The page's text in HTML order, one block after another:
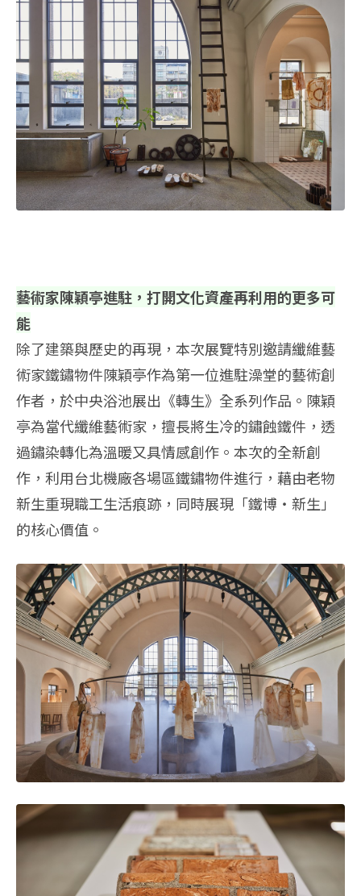
藝術家陳穎亭進駐，打開文化資產再利用的更多可
能
除了建築與歷史的再現，本次展覽特別邀請纖維藝
術家鐵鏽物件陳穎亭作為第一位進駐澡堂的藝術創
作者，於中央浴池展出《轉生》全系列作品。陳穎
亭為當代纖維藝術家，擅長將生冷的鏽蝕鐵件，透
過鏽染轉化為溫暖又具情感創作。本次的全新創
作，利用台北機廠各場區鐵鏽物件進行，藉由老物
新生重現職工生活痕跡，同時展現「鐵博‧新生」
的核心價值。